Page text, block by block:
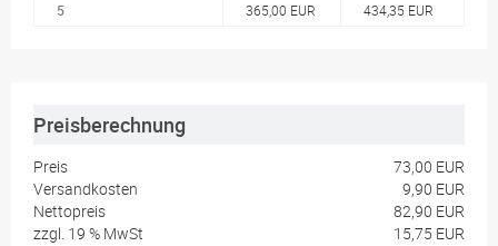
5
365,00 EUR 434,35 EUR
Preisberechnung
Preis
73,00 EUR
Versandkosten
9,90 EUR
Nettopreis
82,90 EUR
zzgl. 19 % MwSt 15,75 EUR